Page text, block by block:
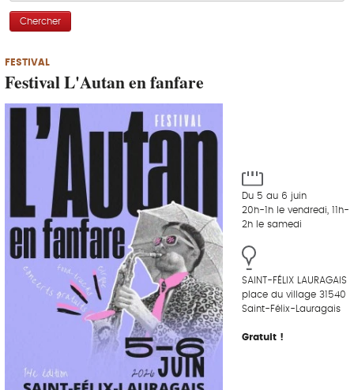
Chercher
FESTIVAL
Festival L'Autan en fanfare
Du 5 au 6 juin
20h-1h le vendredi, 11h-
2h le samedi
SAINT-FÉLIX LAURAGAIS
place du village 31540
Saint-Félix-Lauragais
Gratuit !